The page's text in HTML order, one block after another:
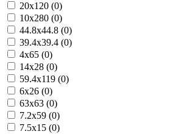
20x120 (0)
10x280 (0)
44.8x44.8 (0)
39.4x39.4 (0)
4x65 (0)
14x28 (0)
59.4x119 (0)
6x26 (0)
63x63 (0)
7.2x59 (0)
7.5x15 (0)